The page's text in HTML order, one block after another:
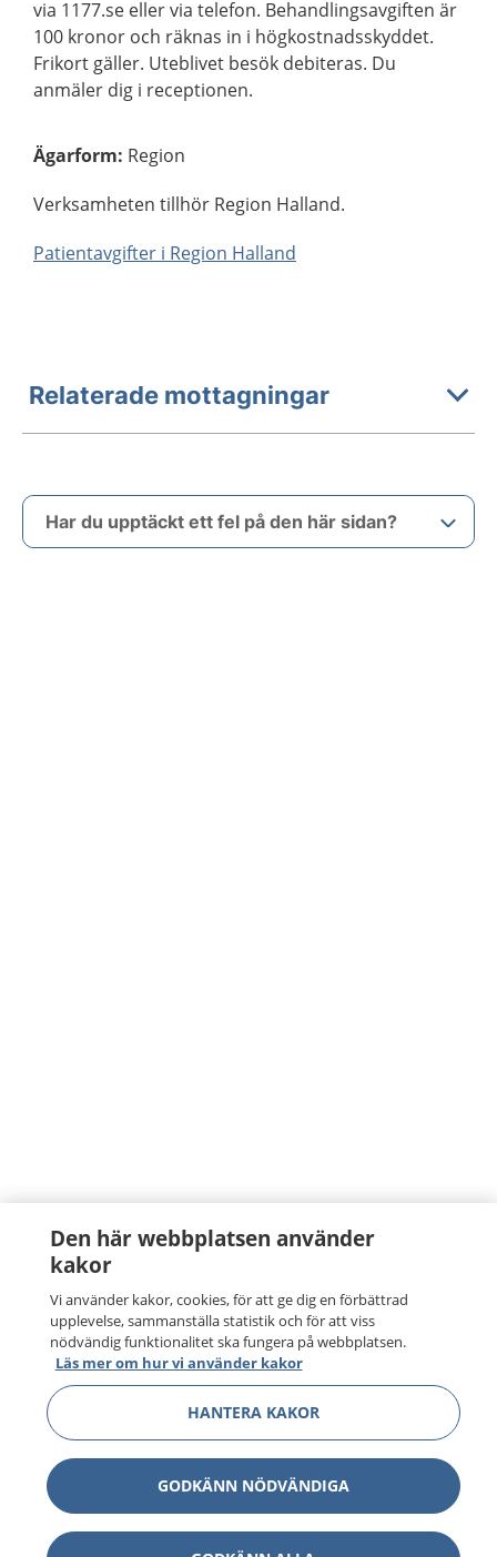
via 1177.se eller via telefon. Behandlingsavgiften är
100 kronor och räknas in i högkostnadsskyddet.
Frikort gäller. Uteblivet besök debiteras. Du
anmäler dig i receptionen.
Ägarform: Region
Verksamheten tillhör Region Halland.
Patientavgifter i Region Halland
Relaterade mottagningar
Har du upptäckt ett fel på den här sidan?
Den här webbplatsen använder
kakor
Vi använder kakor, cookies, för att ge dig en förbättrad
upplevelse, sammanställa statistik och för att viss
nödvändig funktionalitet ska fungera på webbplatsen.
Läs mer om hur vi använder kakor
HANTERA KAKOR
GODKÄNN NÖDVÄNDIGA